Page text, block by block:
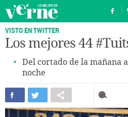
VISTO EN TWITTER
Los mejores 44
Del cortado de la mañana
noche